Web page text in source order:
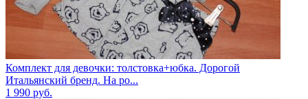
Комплект для девочки: толстовка+юбка. Дорогой
Итальянский бренд. На ро...
1 990 руб.